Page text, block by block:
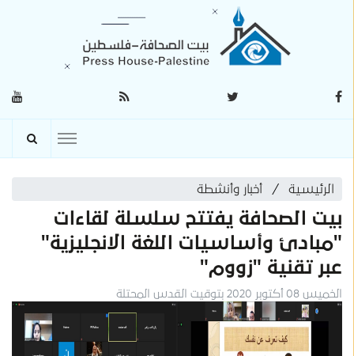
الرئيسية أخبار وأنشطة
بيت الصحافة يفتتح سلسلة لقاءات
"مبادئ وأساسيات اللغة الانجليزية"
عبر تقنية "زووم"
الخميس 08 أكتوبر 2020 بتوقيت القدس المحتلة